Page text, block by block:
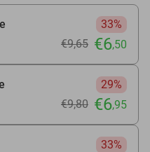
33%
€9,65 €6,50
29%
€9,80 €6,95
33%